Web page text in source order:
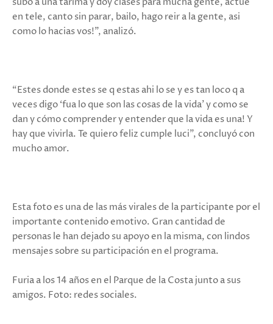
en tele, canto sin parar, bailo, hago reir a la gente, asi
como lo hacias vos!”, analizó.
“Estes donde estes se q estas ahi lo se y es tan loco q a
veces digo ‘fua lo que son las cosas de la vida’ y como se
dan y cómo comprender y entender que la vida es una! Y
hay que vivirla. Te quiero feliz cumple luci”, concluyó con
mucho amor.
Esta foto es una de las más virales de la participante por el
importante contenido emotivo. Gran cantidad de
personas le han dejado su apoyo en la misma, con lindos
mensajes sobre su participación en el programa.
Furia a los 14 años en el Parque de la Costa junto a sus
amigos. Foto: redes sociales.